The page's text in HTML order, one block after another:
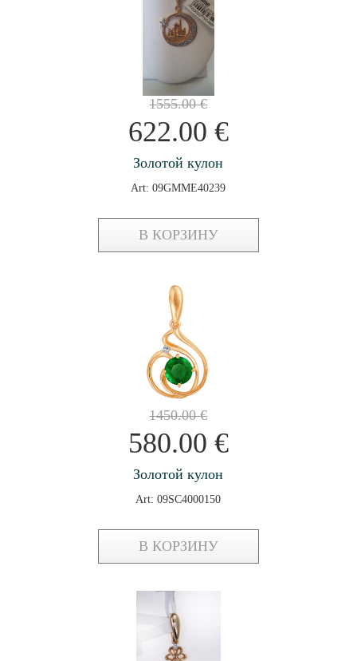
1555.00€
622.00 €
Золотой кулон
Art: 09GMME40239
В КОРЗИНУ
1450.00€
580.00 €
Золотой кулон
Art: 09SC4000150
В КОРЗИНУ